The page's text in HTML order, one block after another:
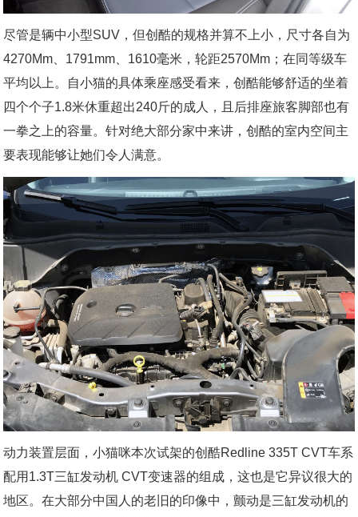
尽管是辆中小型SUV，但创酷的规格并算不上小，尺寸各自为
4270Mm、1791mm、1610毫米，轮距2570Mm；在同等级车
平均以上。自小猫的具体乘座感受看来，创酷能够舒适的坐着
四个个子1.8米休重超出240斤的成人，且后排座旅客脚部也有
一拳之上的容量。针对绝大部分家中来讲，创酷的室内空间主
要表现能够让她们令人满意。
动力装置层面，小猫咪本次试架的创酷Redline 335T CVT车系
配用1.3T三缸发动机 CVT变速器的组成，这也是它异议很大的
地区。在大部分中国人的老旧的印像中，颤动是三缸发动机的